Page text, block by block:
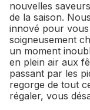
nouvelles
de la saison.
innové pour
soigneusement
un moment
en plein air aux
passant par les
regorge de tout
régaler, vous